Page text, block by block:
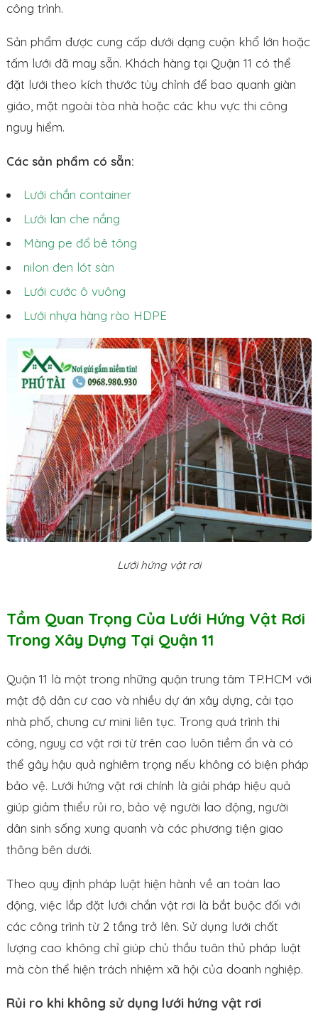
công trình.
Sản phẩm được cung cấp dưới dạng cuộn khổ lớn hoặc
tấm lưới đã may sẵn. Khách hàng tại Quận 11 có thể
đặt lưới theo kích thước tùy chỉnh để bao quanh giàn
giáo, mặt ngoài tòa nhà hoặc các khu vực thi công
nguy hiểm.
Các sản phẩm có sẵn:
Lưới chắn container
Lưới lan che nắng
Màng pe đổ bê tông
nilon đen lót sàn
Lưới cước ô vuông
Lưới nhựa hàng rào HDPE
Lưới hứng vật rơi
Tầm Quan Trọng Của Lưới Hứng Vật Rơi
Trong Xây Dựng Tại Quận 11
Quận 11 là một trong những quận trung tâm TP.HCM với
mật độ dân cư cao và nhiều dự án xây dựng, cải tạo
nhà phố, chung cư mini liên tục. Trong quá trình thi
công, nguy cơ vật rơi từ trên cao luôn tiềm ẩn và có
thể gây hậu quả nghiêm trọng nếu không có biện pháp
bảo vệ. Lưới hứng vật rơi chính là giải pháp hiệu quả
giúp giảm thiểu rủi ro, bảo vệ người lao động, người
dân sinh sống xung quanh và các phương tiện giao
thông bên dưới.
Theo quy định pháp luật hiện hành về an toàn lao
động, việc lắp đặt lưới chắn vật rơi là bắt buộc đối với
các công trình từ 2 tầng trở lên. Sử dụng lưới chất
lượng cao không chỉ giúp chủ thầu tuân thủ pháp luật
mà còn thể hiện trách nhiệm xã hội của doanh nghiệp.
Rủi ro khi không sử dụng lưới hứng vật rơi